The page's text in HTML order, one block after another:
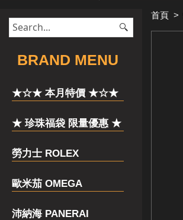
​BRAND MENU
★☆★ 本月特價 ★☆★
★ 珍珠福袋 限量優惠 ★
勞力士 ROLEX
歐米茄 OMEGA
沛納海 PANERAI
首頁 >